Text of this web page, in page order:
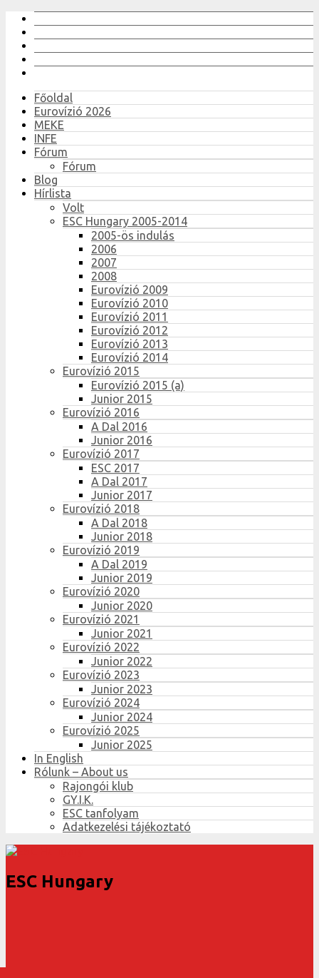
Főoldal
Eurovízió 2026
MEKE
INFE
Fórum
Fórum
Blog
Hírlista
Volt
ESC Hungary 2005-2014
2005-ös indulás
2006
2007
2008
Eurovízió 2009
Eurovízió 2010
Eurovízió 2011
Eurovízió 2012
Eurovízió 2013
Eurovízió 2014
Eurovízió 2015
Eurovízió 2015 (a)
Junior 2015
Eurovízió 2016
A Dal 2016
Junior 2016
Eurovízió 2017
ESC 2017
A Dal 2017
Junior 2017
Eurovízió 2018
A Dal 2018
Junior 2018
Eurovízió 2019
A Dal 2019
Junior 2019
Eurovízió 2020
Junior 2020
Eurovízió 2021
Junior 2021
Eurovízió 2022
Junior 2022
Eurovízió 2023
Junior 2023
Eurovízió 2024
Junior 2024
Eurovízió 2025
Junior 2025
In English
Rólunk – About us
Rajongói klub
GY.I.K.
ESC tanfolyam
Adatkezelési tájékoztató
ESC Hungary